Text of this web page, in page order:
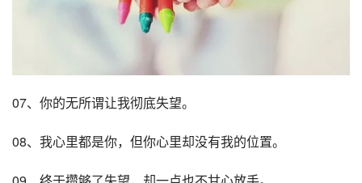
07、你的无所谓让我彻底失望。
08、我心里都是你，但你心里却没有我的位置。